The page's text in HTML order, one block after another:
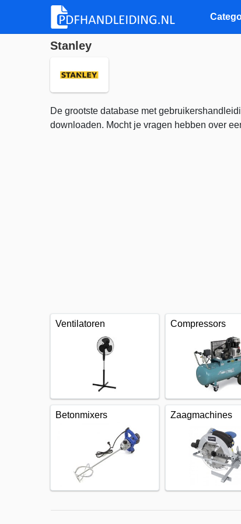
Stanley
De grootste database met
downloaden. Mocht je vragen hebben over
Ventilatoren Compressors
Betonmixers Zaagmachines